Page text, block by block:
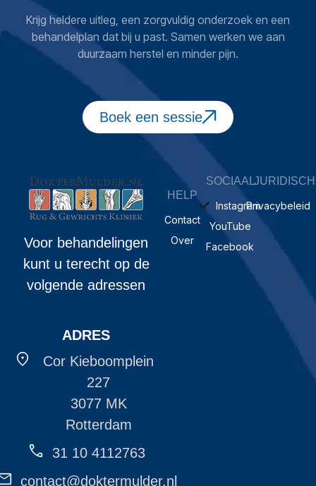
Krijg heldere uitleg, een zorgvuldig onderzoek en een
behandelplan dat bij u past. Samen werken we aan
duurzaam herstel en minder pijn.
Boek een sessie
Voor behandelingen
kunt u terecht op de
volgende adressen
ADRES
Cor Kieboomplein
227
3077 MK
Rotterdam
31 10 4112763
contact@doktermulder.nl
HELP
Contact
Over
SOCIAAL
Instagram
YouTube
Facebook
JURIDISCH
Privacybeleid